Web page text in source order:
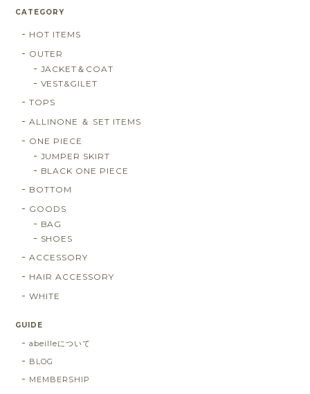
CATEGORY
HOT ITEMS
OUTER
JACKET＆COAT
VEST&GILET
TOPS
ALLINONE ＆ SET ITEMS
ONE PIECE
JUMPER SKIRT
BLACK ONE PIECE
BOTTOM
GOODS
BAG
SHOES
ACCESSORY
HAIR ACCESSORY
WHITE
GUIDE
abeilleについて
BLOG
MEMBERSHIP